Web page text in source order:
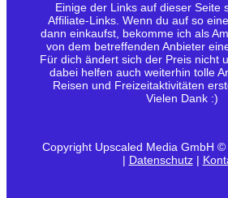
Einige der Links auf dieser Seite
Affiliate-Links. Wenn du auf so
dann einkaufst, bekomme ich als
von dem betreffenden Anbieter
Für dich ändert sich der Preis nicht
dabei helfen auch weiterhin tolle
Reisen und Freizeitaktivitäten
Vielen Dank :)
Copyright Upscaled Media GmbH ©
| Datenschutz|